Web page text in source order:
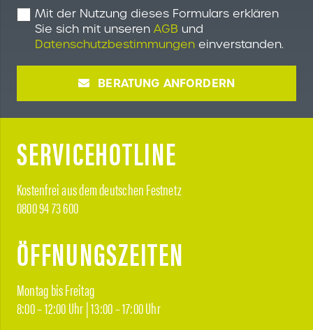
Mit der Nutzung dieses Formulars erklären
Sie sich mit unseren AGB und
Datenschutzbestimmungen einverstanden.
BERATUNG ANFORDERN
SERVICEHOTLINE
Kostenfrei aus dem deutschen Festnetz
0800 94 73 600
ÖFFNUNGSZEITEN
Montag bis Freitag
8:00 – 12:00 Uhr | 13:00 – 17:00 Uhr